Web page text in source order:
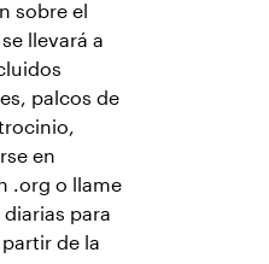
sobre el
llevará a
palcos de
en
.org o llame
diarias para
de la